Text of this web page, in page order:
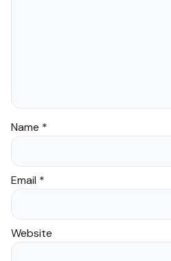
Name *
Email *
Website